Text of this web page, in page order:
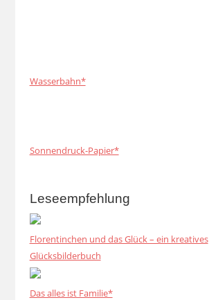
Wasserbahn*
Sonnendruck-Papier*
Leseempfehlung
Florentinchen und das Glück – ein kreatives
Glücksbilderbuch
Das alles ist Familie*